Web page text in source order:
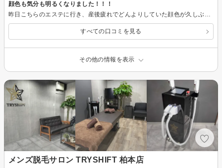
顔色も気分も明るくなりました！！！
昨日こちらのエステに行き、産後疲れでどんよりしていた顔色が久しぶりに明るくなって、気持ちも上がり元気に過ごせました！！！ 子どもを預けることなどで躊躇してましたが、無理してでも行ってよかったです！！！顔脱毛続けて行くのが楽しみにです！！！ 何よりもっと自分を大切にしようと思わせてもらいました！！！
すべての口コミを見る
その他の情報を表示
メンズ脱毛サロン TRYSHIFT 柏本店